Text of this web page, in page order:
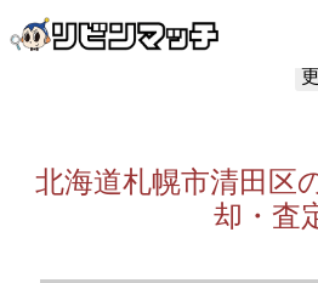
北海道札幌市清田区
却・査